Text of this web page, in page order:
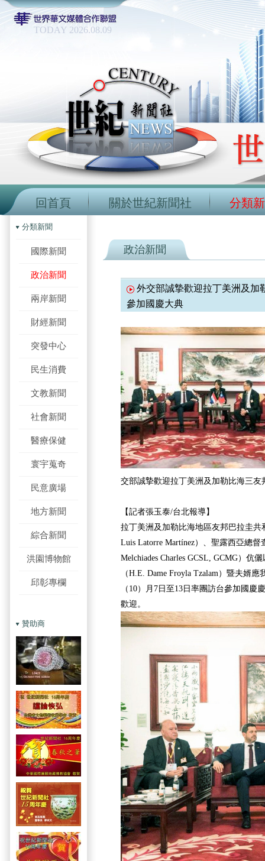
TODAY 2026.08.09
回首頁 關於世紀新聞社 分類
分類新聞
國際新聞
政治新聞
兩岸新聞
財經新聞
突發中心
民生消費
文教新聞
社會新聞
醫療保健
寰宇蒐奇
民意廣場
地方新聞
綜合新聞
洪園博物館
邱彰專欄
贊助商
政治新聞
外交部誠摯歡迎拉丁美洲及加
參加國慶大典
交部誠摯歡迎拉丁美洲及加勒比海三
【記者張玉泰/台北報導】
拉丁美洲及加勒比海地區友邦巴拉圭共
Luis Latorre Martínez）、聖露西亞總
Melchiades Charles GCSL, GCMG）伉
（H.E. Dame Froyla Tzalam）暨夫婿
（10）月7日至13日率團訪台參加國慶
歡迎。